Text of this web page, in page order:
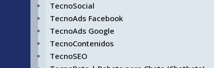
TecnoSocial
TecnoAds Facebook
TecnoAds Google
TecnoContenidos
TecnoSEO